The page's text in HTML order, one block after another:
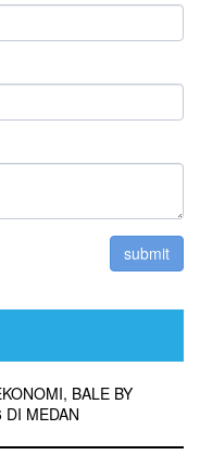
BALE BY
MEDAN